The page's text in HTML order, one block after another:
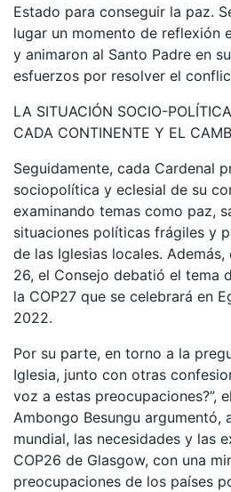
Estado para conseguir la paz.
lugar un momento de reflexión
y animaron al Santo Padre en
esfuerzos por resolver el
LA SITUACIÓN SOCIO-
CADA CONTINENTE Y EL
Seguidamente, cada Cardenal
sociopolítica y eclesial de su
examinando temas como paz,
situaciones políticas frágiles y
de las Iglesias locales.
26, el Consejo debatió el tema
la COP27 que se celebrará en
2022.
Por su parte, en torno a la
Iglesia, junto con otras
voz a estas preocupaciones?”,
Ambongo Besungu argumentó,
mundial, las necesidades y las
COP26 de Glasgow, con una
preocupaciones de los países